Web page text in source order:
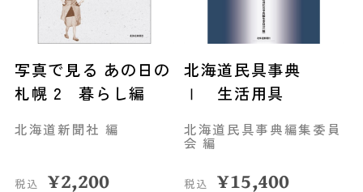
写真で見る あの日の
札幌 2 暮らし編
北海道新聞社 編
税込 ¥2,200
北海道民具事典
Ⅰ 生活用具
北海道民具事典編集委員
会 編
税込 ¥15,400